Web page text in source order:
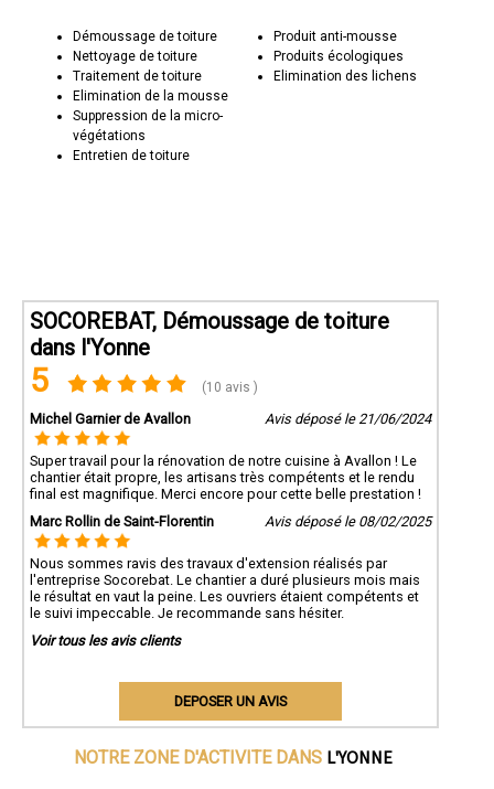
Démoussage de toiture
Nettoyage de toiture
Traitement de toiture
Elimination de la mousse
Suppression de la micro-
végétations
Entretien de toiture
Produit anti-mousse
Produits écologiques
Elimination des lichens
SOCOREBAT, Démoussage de toiture
dans l'Yonne
5 (10 avis )
Michel Garnier de Avallon Avis déposé le 21/06/2024
Super travail pour la rénovation de notre cuisine à Avallon ! Le
chantier était propre, les artisans très compétents et le rendu
final est magnifique. Merci encore pour cette belle prestation !
Marc Rollin de Saint-Florentin
Avis déposé le 08/02/2025
Nous sommes ravis des travaux d'extension réalisés par
l'entreprise Socorebat. Le chantier a duré plusieurs mois mais
le résultat en vaut la peine. Les ouvriers étaient compétents et
le suivi impeccable. Je recommande sans hésiter.
Voir tous les avis clients
DEPOSER UN AVIS
NOTRE ZONE D'ACTIVITE DANS L'YONNE